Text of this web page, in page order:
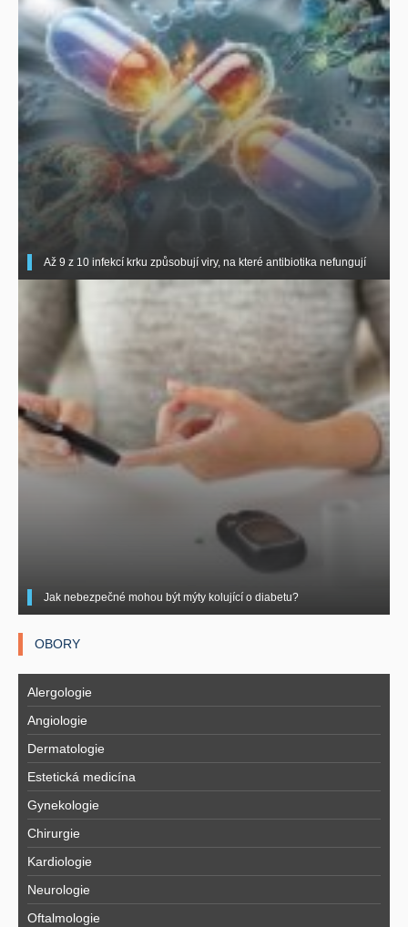
Až 9 z 10 infekcí krku způsobují viry, na které antibiotika nefungují
Jak nebezpečné mohou být mýty kolující o diabetu?
OBORY
Alergologie
Angiologie
Dermatologie
Estetická medicína
Gynekologie
Chirurgie
Kardiologie
Neurologie
Oftalmologie